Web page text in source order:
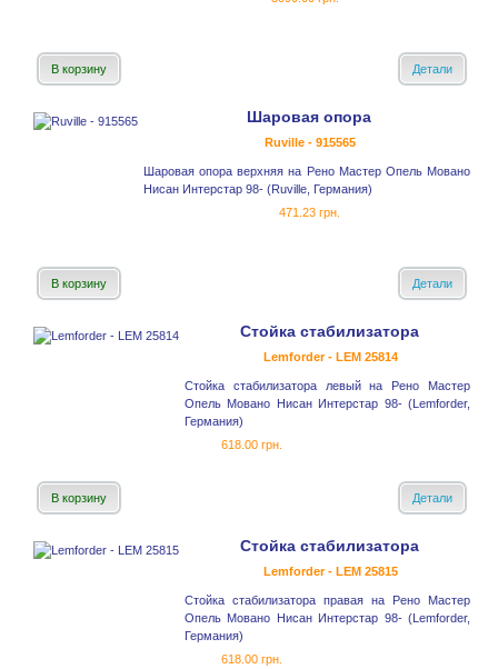
В корзину Детали
Шаровая опора
Ruville - 915565
Шаровая опора верхняя на Рено Мастер Опель Мовано
Нисан Интерстар 98- (Ruville, Германия)
471.23 грн.
В корзину Детали
Стойка стабилизатора
Lemforder - LEM 25814
Стойка стабилизатора левый на Рено Мастер
Опель Мовано Нисан Интерстар 98- (Lemforder,
Германия)
618.00 грн.
В корзину Детали
Стойка стабилизатора
Lemforder - LEM 25815
Стойка стабилизатора правая на Рено Мастер
Опель Мовано Нисан Интерстар 98- (Lemforder,
Германия)
618.00 грн.